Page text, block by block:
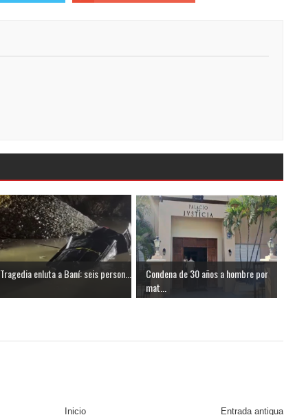
Tragedia enluta a Baní: seis person...
Condena de 30 años a hombre por
mat...
Entrada antigua
Inicio